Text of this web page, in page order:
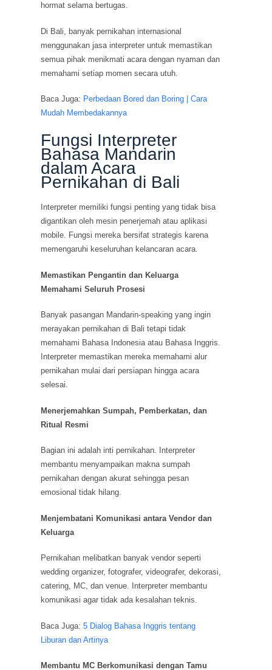
hormat selama bertugas.
Di Bali, banyak pernikahan internasional
menggunakan jasa interpreter untuk memastikan
semua pihak menikmati acara dengan nyaman dan
memahami setiap momen secara utuh.
Baca Juga: Perbedaan Bored dan Boring | Cara
Mudah Membedakannya
Fungsi Interpreter
Bahasa Mandarin
dalam Acara
Pernikahan di Bali
Interpreter memiliki fungsi penting yang tidak bisa
digantikan oleh mesin penerjemah atau aplikasi
mobile. Fungsi mereka bersifat strategis karena
memengaruhi keseluruhan kelancaran acara.
Memastikan Pengantin dan Keluarga
Memahami Seluruh Prosesi
Banyak pasangan Mandarin-speaking yang ingin
merayakan pernikahan di Bali tetapi tidak
memahami Bahasa Indonesia atau Bahasa Inggris.
Interpreter memastikan mereka memahami alur
pernikahan mulai dari persiapan hingga acara
selesai.
Menerjemahkan Sumpah, Pemberkatan, dan
Ritual Resmi
Bagian ini adalah inti pernikahan. Interpreter
membantu menyampaikan makna sumpah
pernikahan dengan akurat sehingga pesan
emosional tidak hilang.
Menjembatani Komunikasi antara Vendor dan
Keluarga
Pernikahan melibatkan banyak vendor seperti
wedding organizer, fotografer, videografer, dekorasi,
catering, MC, dan venue. Interpreter membantu
komunikasi agar tidak ada kesalahan teknis.
Baca Juga:5 Dialog Bahasa Inggris tentang
Liburan dan Artinya
Membantu MC Berkomunikasi dengan Tamu